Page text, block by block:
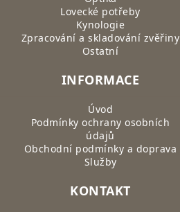
Lovecké potřeby
Kynologie
Zpracování a skladování zvěřiny
Ostatní
INFORMACE
Úvod
Podmínky ochrany osobních
údajů
Obchodní podmínky a doprava
Služby
KONTAKT